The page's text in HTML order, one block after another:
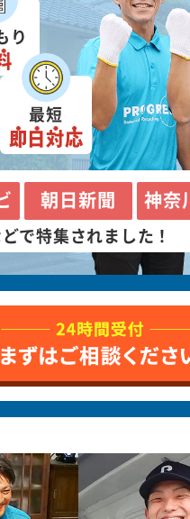
り
最短
即日対応
朝日新聞 神奈
で特集されました！